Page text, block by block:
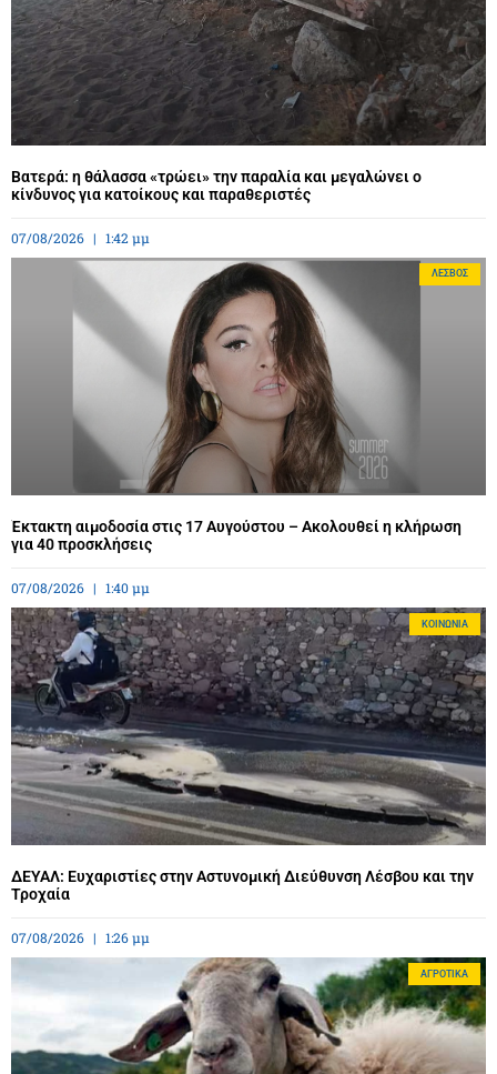
Βατερά: η θάλασσα «τρώει» την παραλία και μεγαλώνει ο
κίνδυνος για κατοίκους και παραθεριστές
07/08/2026 1:42 μμ
ΛΈΣΒΟΣ
Έκτακτη αιμοδοσία στις 17 Αυγούστου – Ακολουθεί η κλήρωση
για 40 προσκλήσεις
07/08/2026 1:40 μμ
ΚΟΙΝΩΝΊΑ
ΔΕΥΑΛ: Ευχαριστίες στην Αστυνομική Διεύθυνση Λέσβου και την
Τροχαία
07/08/2026 1:26 μμ
ΑΓΡΟΤΙΚΆ